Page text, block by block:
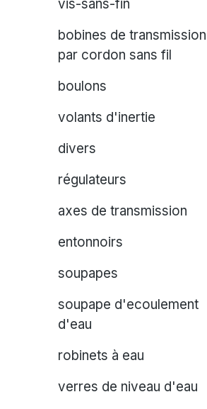
vis-sans-fin
bobines de transmission
par cordon sans fil
boulons
volants d'inertie
divers
régulateurs
axes de transmission
entonnoirs
soupapes
soupape d'ecoulement
d'eau
robinets à eau
verres de niveau d'eau